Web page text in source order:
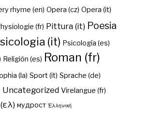
rhyme (en) Opera (cz) Opera (it)
(fr) Pittura (it) Poesia
(it) Psicología (es)
Religión (es) Roman (fr)
(la) Sport (it) Sprache (de)
Uncategorized Virelangue (fr)
мудрост Ἑλληνική